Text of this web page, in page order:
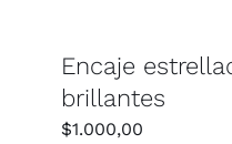
Encaje
brillantes
$1.000,00